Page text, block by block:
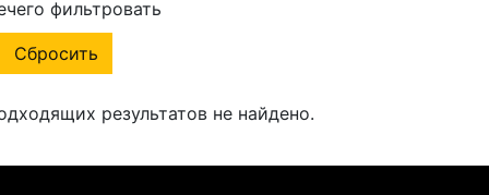
фильтровать
Сбросить
результатов не найдено.